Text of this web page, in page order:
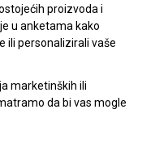
proizvoda i
u anketama kako
ili personalizirali vaše
marketinških ili
da bi vas mogle